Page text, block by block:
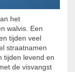
het
walvis. Een
tijden veel
straatnamen
tijden levend en
de visvangst